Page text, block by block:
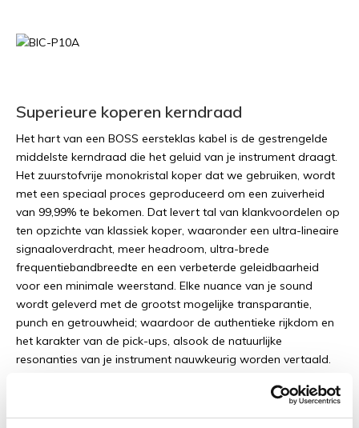
Superieure koperen kerndraad
Het hart van een BOSS eersteklas kabel is de gestrengelde
middelste kerndraad die het geluid van je instrument draagt.
Het zuurstofvrije monokristal koper dat we gebruiken, wordt
met een speciaal proces geproduceerd om een zuiverheid
van 99,99% te bekomen. Dat levert tal van klankvoordelen op
ten opzichte van klassiek koper, waaronder een ultra-lineaire
signaaloverdracht, meer headroom, ultra-brede
frequentiebandbreedte en een verbeterde geleidbaarheid
voor een minimale weerstand. Elke nuance van je sound
wordt geleverd met de grootst mogelijke transparantie,
punch en getrouwheid; waardoor de authentieke rijkdom en
het karakter van de pick-ups, alsook de natuurlijke
resonanties van je instrument nauwkeurig worden vertaald.